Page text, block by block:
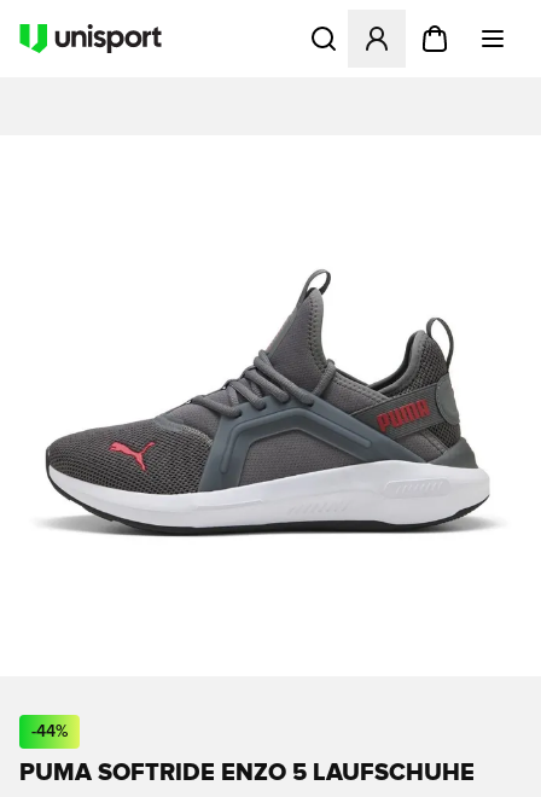
Åbner en Modal til at
-44%
PUMA SOFTRIDE ENZO 5 LAUFSCHUHE